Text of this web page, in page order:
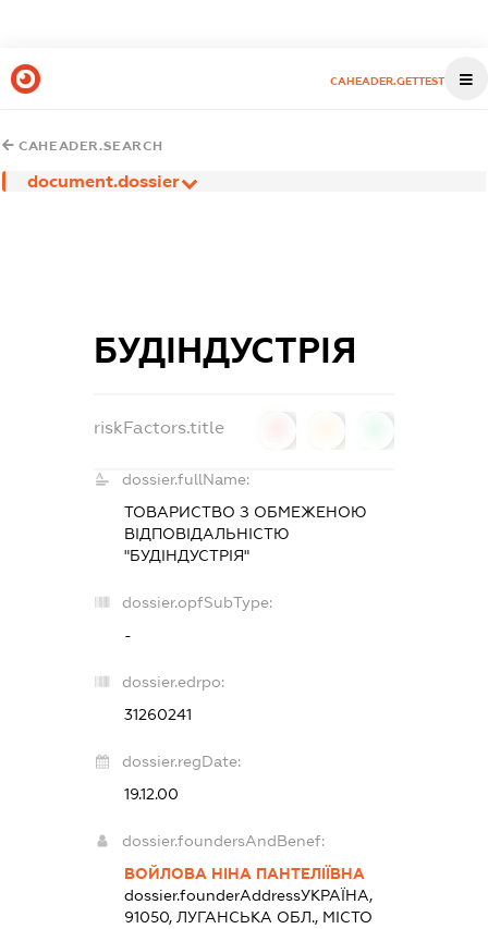
CAHEADER.GETTEST
CAHEADER.SEARCH
document.dossier
БУДІНДУСТРІЯ
riskFactors.title
dossier.fullName:
ТОВАРИСТВО З ОБМЕЖЕНОЮ
ВІДПОВІДАЛЬНІСТЮ
"БУДІНДУСТРІЯ"
dossier.opfSubType:
-
dossier.edrpo:
31260241
dossier.regDate:
19.12.00
dossier.foundersAndBenef:
ВОЙЛОВА НІНА ПАНТЕЛІЇВНА
dossier.founderAddressУКРАЇНА,
91050, ЛУГАНСЬКА ОБЛ., МІСТО